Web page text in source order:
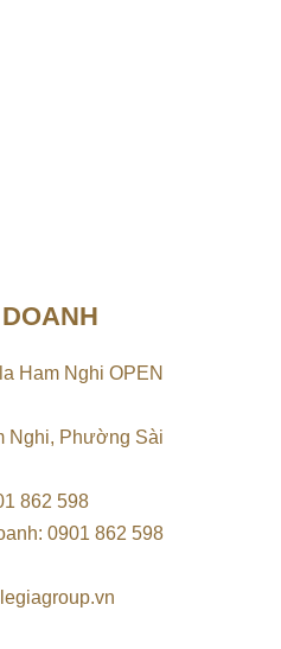
Ham Nghi OPEN
Nghi, Phường Sài
862 598
0901 862 598